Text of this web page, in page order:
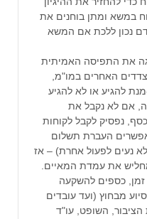
במשא ומתן בוחנים את
נכון ללכת אם המשא
את התפיסה האמיתית
האחרים במו"מ,
להגיע או לא להגיע
אם לא נקבל את
נפסיק לקבל לקוחות
העברת תשלום
לא נעים לפעול אחרת) – אז
את עמדת המאיים.
כספים להשקעה
מבחוץ (ועד עובדים
השופט, עו"ד